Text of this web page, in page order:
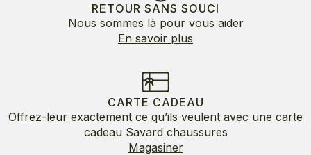
RETOUR SANS SOUCI
Nous sommes là pour vous aider
En savoir plus
CARTE CADEAU
Offrez-leur exactement ce qu’ils veulent avec une carte
cadeau Savard chaussures
Magasiner